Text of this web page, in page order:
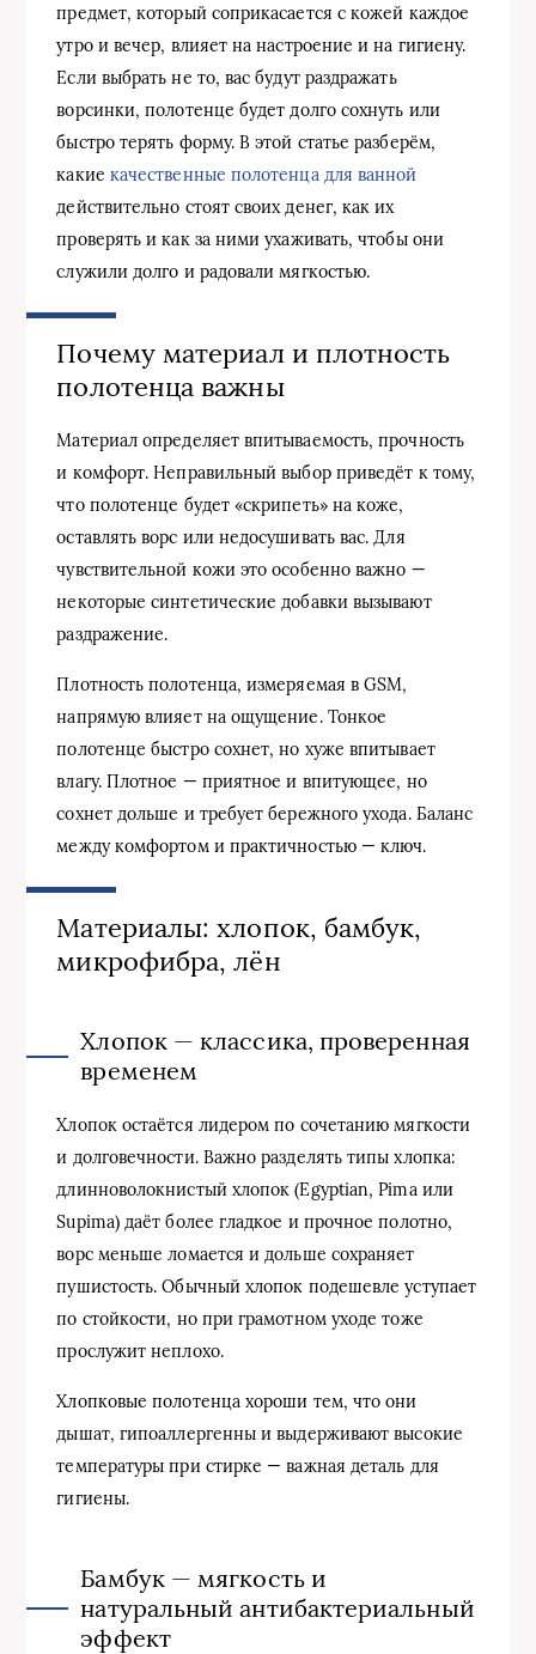
предмет, который соприкасается с кожей каждое
утро и вечер, влияет на настроение и на гигиену.
Если выбрать не то, вас будут раздражать
ворсинки, полотенце будет долго сохнуть или
быстро терять форму. В этой статье разберём,
какие качественные полотенца для ванной
действительно стоят своих денег, как их
проверять и как за ними ухаживать, чтобы они
служили долго и радовали мягкостью.
Почему материал и плотность
полотенца важны
Материал определяет впитываемость, прочность
и комфорт. Неправильный выбор приведёт к тому,
что полотенце будет «скрипеть» на коже,
оставлять ворс или недосушивать вас. Для
чувствительной кожи это особенно важно —
некоторые синтетические добавки вызывают
раздражение.
Плотность полотенца, измеряемая в GSM,
напрямую влияет на ощущение. Тонкое
полотенце быстро сохнет, но хуже впитывает
влагу. Плотное — приятное и впитующее, но
сохнет дольше и требует бережного ухода. Баланс
между комфортом и практичностью — ключ.
Материалы: хлопок, бамбук,
микрофибра, лён
Хлопок — классика, проверенная
временем
Хлопок остаётся лидером по сочетанию мягкости
и долговечности. Важно разделять типы хлопка:
длинноволокнистый хлопок (Egyptian, Pima или
Supima) даёт более гладкое и прочное полотно,
ворс меньше ломается и дольше сохраняет
пушистость. Обычный хлопок подешевле уступает
по стойкости, но при грамотном уходе тоже
прослужит неплохо.
Хлопковые полотенца хороши тем, что они
дышат, гипоаллергенны и выдерживают высокие
температуры при стирке — важная деталь для
гигиены.
Бамбук — мягкость и
натуральный антибактериальный
эффект